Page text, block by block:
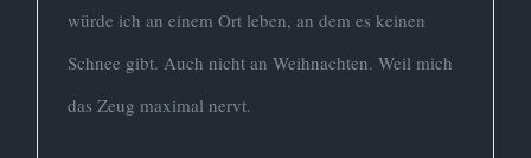
würde ich an einem Ort leben, an dem es keinen
Schnee gibt. Auch nicht an Weihnachten. Weil mich
das Zeug maximal nervt.